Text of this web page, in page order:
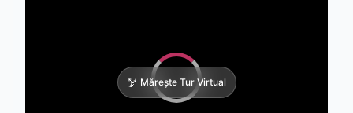
Mărește Tur Virtual